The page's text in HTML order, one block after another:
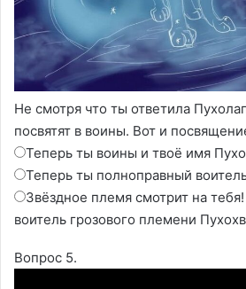
Не смотря что ты ответила
посвятят в воины. Вот и
Теперь ты воины и твоё имя
Теперь ты полноправный
Звёздное племя смотрит на
воитель грозового племени
Вопрос 5.